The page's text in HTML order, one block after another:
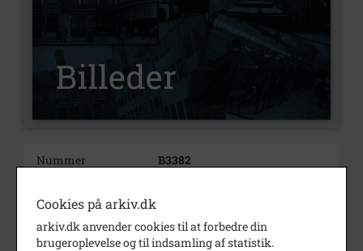
Nummer
B3382
Beskrivelse
Hansen
Cookies på arkiv.dk
arkiv.dk anvender cookies til at forbedre din
brugeroplevelse og til indsamling af statistik.